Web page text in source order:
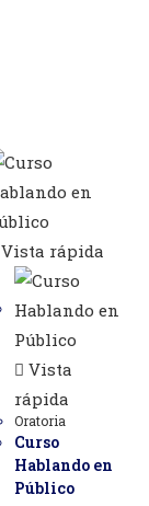
Vista rápida
Vista
rápida
Oratoria
Curso
Hablando en
Público